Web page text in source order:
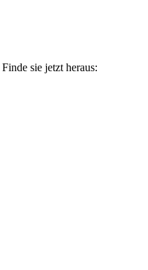
Finde sie jetzt heraus: